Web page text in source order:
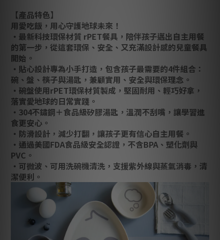
【產品特色】
用愛吃飯，用心守護地球未來！
‧最新科技環保材質 rPET餐具，陪伴孩子邁出自主用餐
的第一步，從這套環保、安全、又充滿設計感的兒童餐具
開始。
‧貼心設計專為小手打造，包含孩子最需要的4件組合：
碗、盤、筷子與湯匙，兼顧實用、安全與環保理念。
‧碗盤使用rPET環保材質製成，堅固耐用、輕巧好拿，
落實愛地球的日常實踐。
‧304不鏽鋼＋食品級矽膠湯匙，溫潤不刮嘴，讓學習進
食更安心。
‧防滑設計，減少打翻，讓孩子更有信心自主用餐。
‧通過美國FDA食品級安全認證，不含BPA、塑化劑與
PVC。
‧可微波、可用洗碗機清洗，支援紫外線與蒸氣消毒，清
潔便利。